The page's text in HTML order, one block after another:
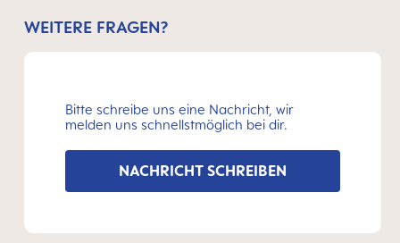
WEITERE FRAGEN?
Bitte schreibe uns eine Nachricht, wir
melden uns schnellstmöglich bei dir.
NACHRICHT SCHREIBEN